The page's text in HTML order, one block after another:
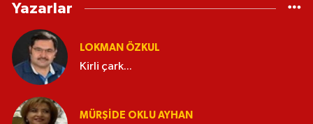
Yazarlar
LOKMAN ÖZKUL
Kirli çark...
MÜRŞIDE OKLU AYHAN